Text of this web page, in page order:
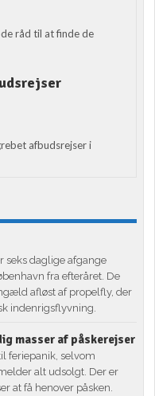
råd til at finde de
afbudsrejser i
seks daglige afgange
fra efteråret. De
afløst af propelfly, der
indenrigsflyvning.
masser af påskerejser
feriepanik, selvom
alt udsolgt. Der er
at få henover påsken.